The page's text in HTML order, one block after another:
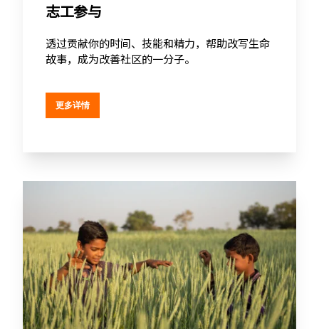
志工参与
透过贡献你的时间、技能和精力，帮助改写生命
故事，成为改善社区的一分子。
更多详情